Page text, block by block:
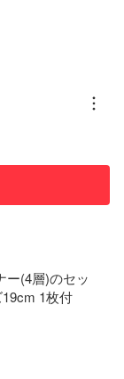
ー(4層)のセッ
1枚付